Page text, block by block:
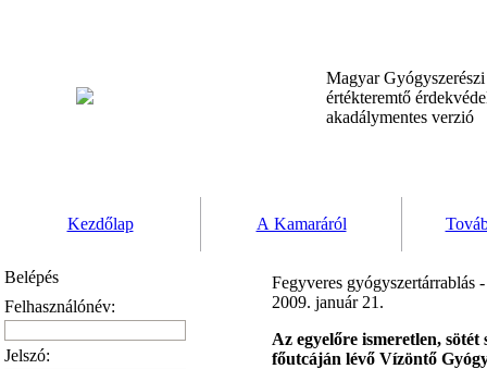
Magyar
értékteremtő
akadálymentes verzió
Kezdőlap A Kamaráról
Belépés
Felhasználónév:
Jelszó:
Fegyveres gyógyszertárrablás
2009. január 21.
Az egyelőre ismeretlen,
főutcáján lévő Vízöntő